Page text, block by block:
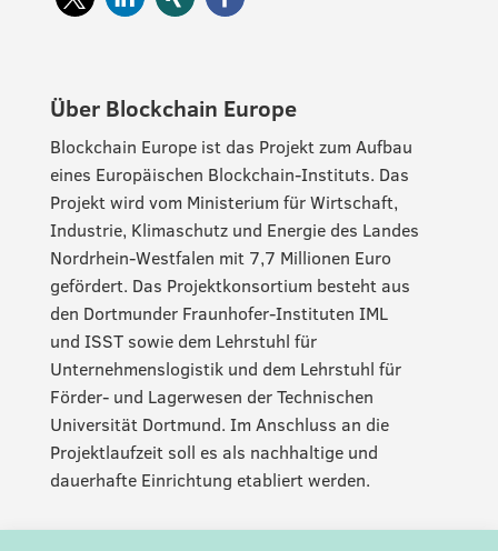
Über Blockchain Europe
Blockchain Europe ist das Projekt zum Aufbau
eines Europäischen Blockchain-Instituts. Das
Projekt wird vom Ministerium für Wirtschaft,
Industrie, Klimaschutz und Energie des Landes
Nordrhein-Westfalen mit 7,7 Millionen Euro
gefördert. Das Projektkonsortium besteht aus
den Dortmunder Fraunhofer-Instituten IML
und ISST sowie dem Lehrstuhl für
Unternehmenslogistik und dem Lehrstuhl für
Förder- und Lagerwesen der Technischen
Universität Dortmund. Im Anschluss an die
Projektlaufzeit soll es als nachhaltige und
dauerhafte Einrichtung etabliert werden.